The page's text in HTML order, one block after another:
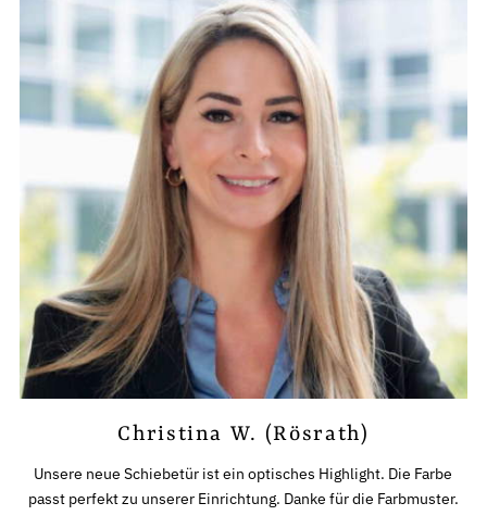
Christina W. (Rösrath)
Unsere neue Schiebetür ist ein optisches Highlight. Die Farbe
passt perfekt zu unserer Einrichtung. Danke für die Farbmuster.